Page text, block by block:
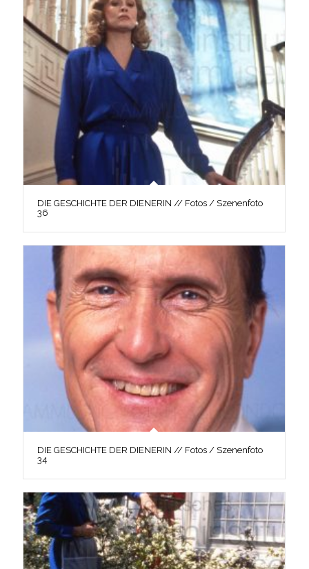
DIE GESCHICHTE DER DIENERIN // Fotos / Szenenfoto
36
DIE GESCHICHTE DER DIENERIN // Fotos / Szenenfoto
34